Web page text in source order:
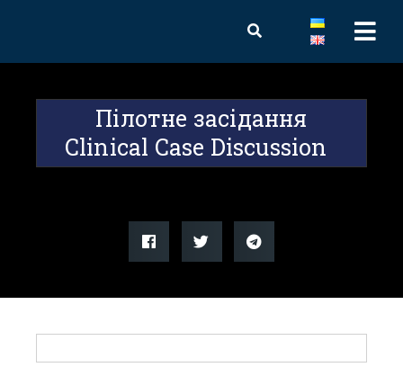
Пілотне засідання
Clinical Case Discussion